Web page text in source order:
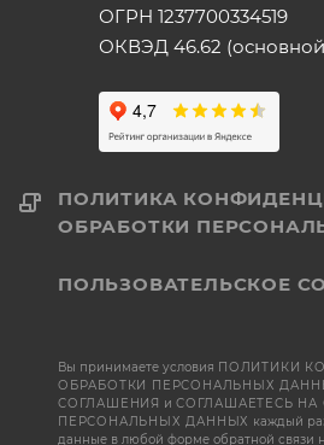
ОГРН 1237700334519
ОКВЭД 46.62
ПОЛИТИКА
ОБРАБОТКИ
ПОЛЬЗОВАТЕЛЬСКОЕ
Вы принимаете условия ПОЛИТИКИ
ОБРАБОТКИ ПЕРСОНАЛЬНЫХ
СОГЛАШЕНИЯ иСОГЛАШАЕТЕСЬ НА
ПЕРСОНАЛЬНЫХ ДАННЫХ каждый
данные в любой форме обратной связи